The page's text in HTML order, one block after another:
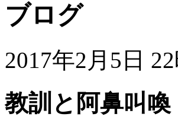
ブログ
2017年2月5日
教訓と阿鼻叫喚